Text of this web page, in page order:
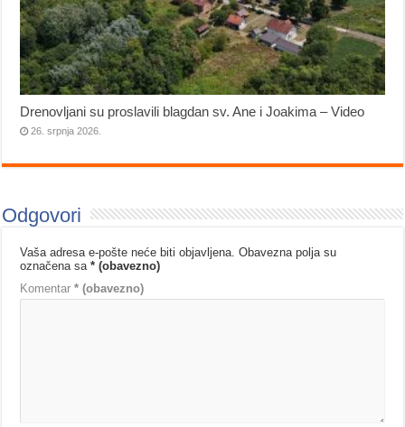
Drenovljani su proslavili blagdan sv. Ane i Joakima – Video
26. srpnja 2026.
Odgovori
Vaša adresa e-pošte neće biti objavljena. Obavezna polja su
označena sa* (obavezno)
Komentar* (obavezno)